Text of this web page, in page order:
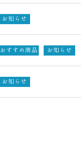
お知らせ
おすすめ商品 お知らせ
お知らせ